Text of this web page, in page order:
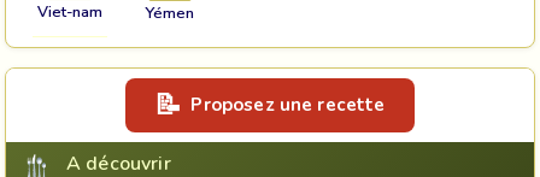
Viet-nam Yémen
Proposez une recette
A découvrir